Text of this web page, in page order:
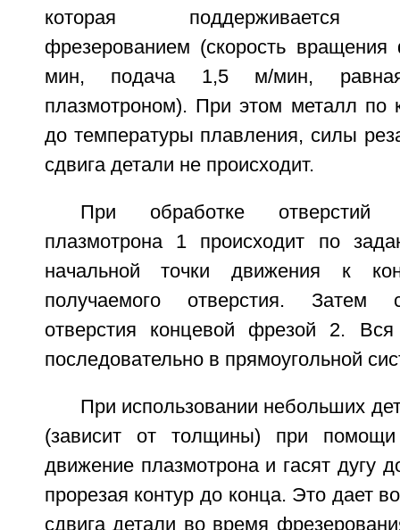
которая поддерживается
фрезерованием (скорость
мин, подача 1,5 м/мин,
плазмотроном). При этом металл по
до температуры плавления, силы
сдвига детали не происходит.
При обработке отверстий
плазмотрона 1 происходит по
начальной точки движения к
получаемого отверстия. Затем
отверстия концевой фрезой 2. Вся
последовательно в прямоугольной
При использовании небольших
(зависит от толщины) при
движение плазмотрона и гасят дугу
прорезая контур до конца. Это дает
сдвига детали во время